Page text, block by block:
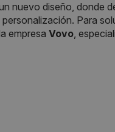
nuevo diseño, donde
Para
empresa Vovo,